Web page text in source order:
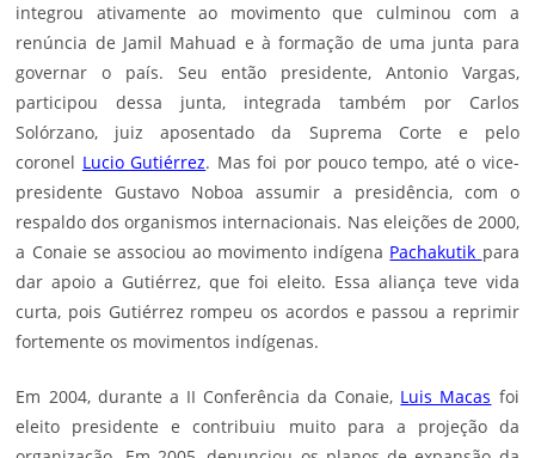
integrou ativamente ao movimento que culminou com a
renúncia de Jamil Mahuad e à formação de uma junta para
governar o país. Seu então presidente, Antonio Vargas,
participou dessa junta, integrada também por Carlos
Solórzano, juiz aposentado da Suprema Corte e pelo
coronel Lucio Gutiérrez. Mas foi por pouco tempo, até o vice-
presidente Gustavo Noboa assumir a presidência, com o
respaldo dos organismos internacionais. Nas eleições de 2000,
a Conaie se associou ao movimento indígena Pachakutik para
dar apoio a Gutiérrez, que foi eleito. Essa aliança teve vida
curta, pois Gutiérrez rompeu os acordos e passou a reprimir
fortemente os movimentos indígenas.
Em 2004, durante a II Conferência da Conaie, Luis Macas foi
eleito presidente e contribuiu muito para a projeção da